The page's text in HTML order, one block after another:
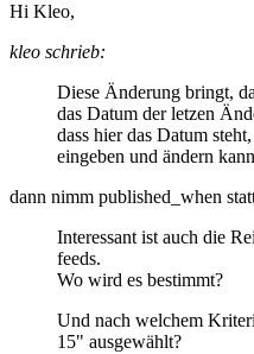
Hi Kleo,
kleo schrieb:
Diese Änderung bringt,
das Datum der letzen
dass hier das Datum
eingeben und ändern
dann nimm published_when
Interessant ist auch die
feeds.
Wo wird es bestimmt?
Und nach welchem
15" ausgewählt?